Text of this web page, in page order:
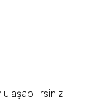
ulaşabilirsiniz